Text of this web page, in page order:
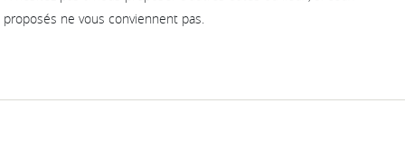
proposés ne vous conviennent pas.